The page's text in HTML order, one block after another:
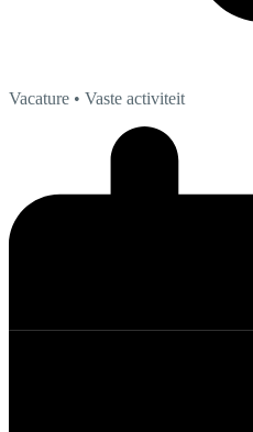
Vacature • Vaste activiteit